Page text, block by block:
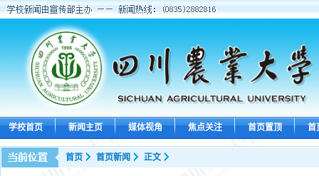
学校首页 新闻主页 媒体视角 焦点关注 首页置顶 首
首页 首页新闻 正文